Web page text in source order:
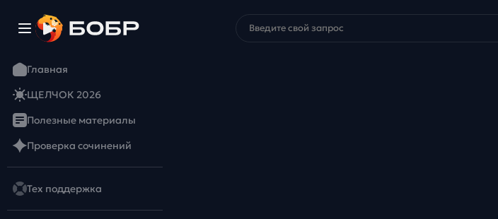
Главная
ЩЕЛЧОК 2026
Полезные материалы
Проверка сочинений
Тех поддержка